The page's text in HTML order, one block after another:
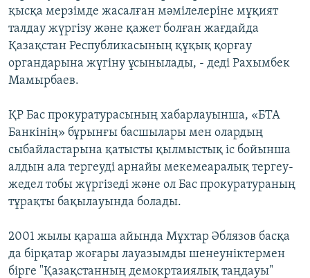
қысқа мерзімде жасалған мәмілелеріне мұқият
талдау жүргізу және қажет болған жағдайда
Қазақстан Республикасының құқық қорғау
органдарына жүгіну ұсынылады, - деді Рахымбек
Мамырбаев.
ҚР Бас прокуратурасының хабарлауынша, «БТА
Банкінің» бұрынғы басшылары мен олардың
сыбайластарына қатысты қылмыстық іс бойынша
алдын ала тергеуді арнайы мекемеаралық тергеу-
жедел тобы жүргізеді және ол Бас прокуратураның
тұрақты бақылауында болады.
2001 жылы қараша айында Мұхтар Әблязов басқа
да бірқатар жоғары лауазымды шенеуніктермен
бірге "Қазақстанның демокртаиялық таңдауы"